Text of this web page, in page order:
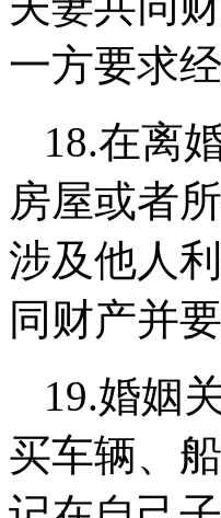
一方要求
18.在离
房屋或者
涉及他人
同财产并
19.婚姻
买车辆、